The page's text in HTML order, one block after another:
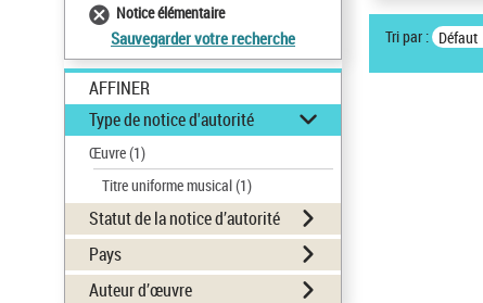
Notice élémentaire
Sauvegarder votre recherche
AFFINER
Type de notice d'autorité
Œuvre(1)
Titre uniforme musical(1)
Statut de la notice d’autorité
Pays
Auteur d’œuvre
Tri par : Défaut